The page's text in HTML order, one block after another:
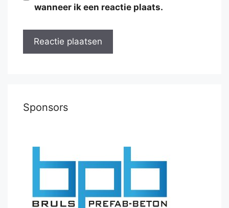
wanneer ik een reactie plaats.
Sponsors